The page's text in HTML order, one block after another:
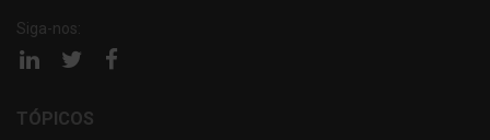
Siga-nos:
Página Página
TÓPICOS